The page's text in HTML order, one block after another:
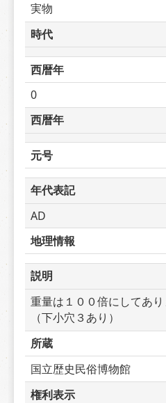
実物
時代
西暦年
0
西暦年
元号
年代表記
AD
地理情報
説明
重量は１００倍にしてあ
（下小穴３あり）
所蔵
国立歴史民俗博物館
権利表示